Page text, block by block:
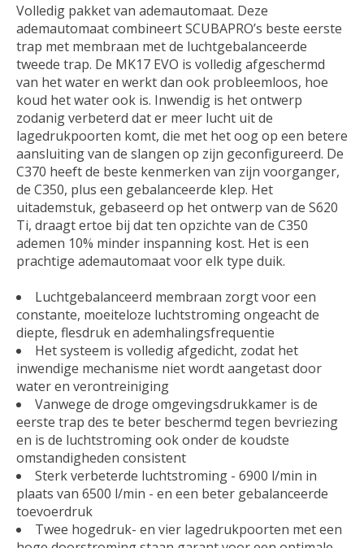
Volledig pakket van ademautomaat. Deze
ademautomaat combineert SCUBAPRO’s beste eerste
trap met membraan met de luchtgebalanceerde
tweede trap. De MK17 EVO is volledig afgeschermd
van het water en werkt dan ook probleemloos, hoe
koud het water ook is. Inwendig is het ontwerp
zodanig verbeterd dat er meer lucht uit de
lagedrukpoorten komt, die met het oog op een betere
aansluiting van de slangen op zijn geconfigureerd. De
C370 heeft de beste kenmerken van zijn voorganger,
de C350, plus een gebalanceerde klep. Het
uitademstuk, gebaseerd op het ontwerp van de S620
Ti, draagt ertoe bij dat ten opzichte van de C350
ademen 10% minder inspanning kost. Het is een
prachtige ademautomaat voor elk type duik.
Luchtgebalanceerd membraan zorgt voor een
constante, moeiteloze luchtstroming ongeacht de
diepte, flesdruk en ademhalingsfrequentie
Het systeem is volledig afgedicht, zodat het
inwendige mechanisme niet wordt aangetast door
water en verontreiniging
Vanwege de droge omgevingsdrukkamer is de
eerste trap des te beter beschermd tegen bevriezing
en is de luchtstroming ook onder de koudste
omstandigheden consistent
Sterk verbeterde luchtstroming - 6900 l/min in
plaats van 6500 l/min - en een beter gebalanceerde
toevoerdruk
Twee hogedruk- en vier lagedrukpoorten met een